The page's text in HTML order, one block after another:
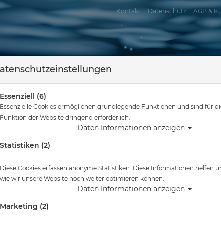
Kontakt Datenschutz AGB &
Wassersport
Sie sind hier Freitauchen Tauchtaschen
Bags, Rucksäcke und Netztaschen speziell für
Essenziell (6)
Essenzielle Cookies ermöglichen grundlegende Funktionen und sind für
Funktion der Website dringend erforderlich.
Daten Informationen anzeigen
Statistiken (2)
Diese Cookies erfassen anonyme Statistiken. Diese Informationen helfen
wie wir unsere Website noch weiter optimieren können.
Daten Informationen anzeigen
Marketing (2)